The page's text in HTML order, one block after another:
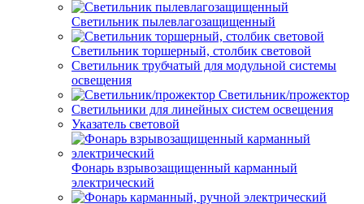
Светильник пылевлагозащищенный
Светильник торшерный, столбик световой
Светильник трубчатый для модульной системы
освещения
Светильник/прожектор
Светильники для линейных систем освещения
Указатель световой
Фонарь взрывозащищенный карманный
электрический